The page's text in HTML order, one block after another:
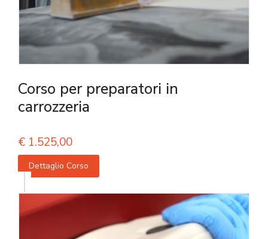
Corso per preparatori in
carrozzeria
€ 1.525,00
Dettaglio Corso